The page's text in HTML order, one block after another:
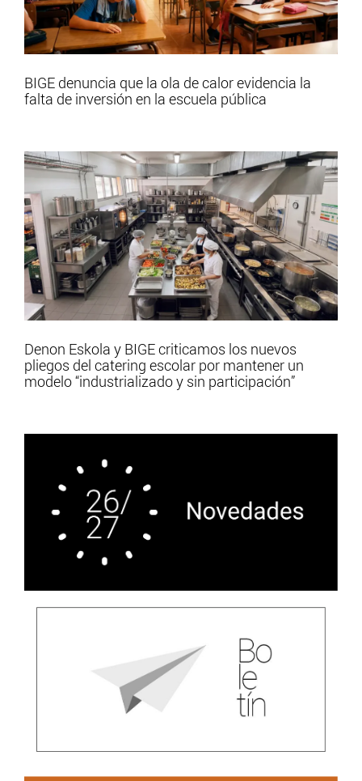
BIGE denuncia que la ola de calor evidencia la
falta de inversión en la escuela pública
Denon Eskola y BIGE criticamos los nuevos
pliegos del catering escolar por mantener un
modelo “industrializado y sin participación”